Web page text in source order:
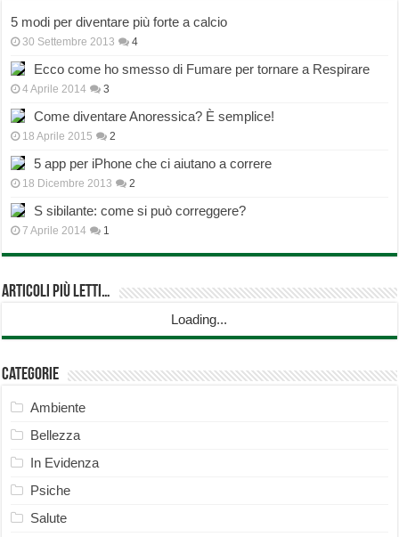
5 modi per diventare più forte a calcio
30 Settembre 2013 4
Ecco come ho smesso di Fumare per tornare a Respirare
4 Aprile 2014 3
Come diventare Anoressica? È semplice!
18 Aprile 2015 2
5 app per iPhone che ci aiutano a correre
18 Dicembre 2013 2
S sibilante: come si può correggere?
7 Aprile 2014 1
Articoli più Letti…
Loading...
Categorie
Ambiente
Bellezza
In Evidenza
Psiche
Salute